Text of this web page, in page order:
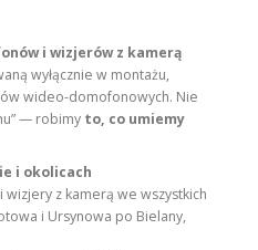
i wizjerów z kamerą
wyłącznie w montażu,
wideo-domofonowych. Nie
— robimy to, co umiemy
i okolicach
z kamerą we wszystkich
i Ursynowa po Bielany,